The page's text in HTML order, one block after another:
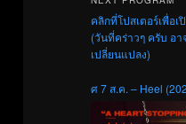
คลิกที่โปสเตอร์เพื่อเ
(วันที่คร่าวๆ ครับ อา
เปลี่ยนแปลง)
ศ 7 ส.ค. – Heel